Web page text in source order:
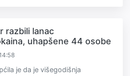
razbili lanac
uhapšene 44 osobe
je da je višegodišnja